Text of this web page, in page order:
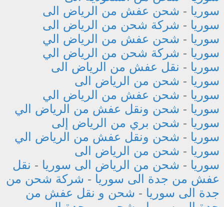
سوريا - شحن عفش من الرياض الى
سوريا - شركة شحن من الرياض الى
سوريا - شحن عفش من الرياض الي
سوريا - شركة شحن من الرياض الي
سوريا - نقل عفش من الرياض الى
سوريا - شحن من الرياض الى
سوريا - شحن عفش من الرياض الي
سوريا - شحن ونقل عفش من الرياض الي
سوريا - شحن بري من الرياض إلى
سوريا - شحن ونقل عفش من الرياض الي
سوريا - شحن من الرياض الى
سوريا - شحن من الرياض الى سوريا - نقل
عفش من جدة الى سوريا - شركة شحن من
جدة الى سوريا - شحن و نقل عفش من